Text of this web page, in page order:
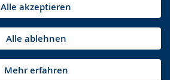
Alle akzeptieren
Alle ablehnen
Mehr erfahren